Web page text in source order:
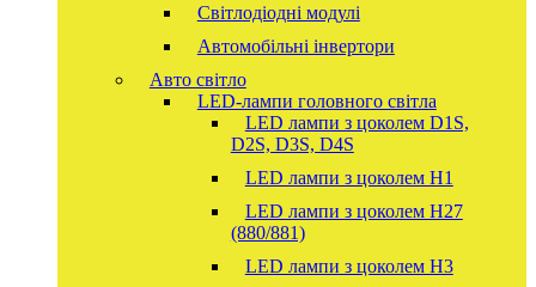
Світлодіодні модулі
Автомобільні інвертори
Авто світло
LED-лампи головного світла
LED лампи з цоколем D1S,
D2S, D3S, D4S
LED лампи з цоколем H1
LED лампи з цоколем H27
(880/881)
LED лампи з цоколем H3